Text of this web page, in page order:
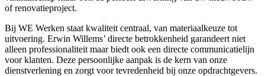
of renovatieproject.
Bij WE Werken staat kwaliteit centraal, van materiaalkeuze tot
uitvoering. Erwin Willems’ directe betrokkenheid garandeert niet
alleen professionaliteit maar biedt ook een directe communicatielijn
voor klanten. Deze persoonlijke aanpak is de kern van onze
dienstverlening en zorgt voor tevredenheid bij onze opdrachtgevers.